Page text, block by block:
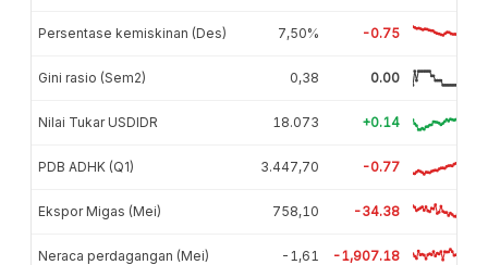
Persentase kemiskinan (Des) 7,50% -0.75
Gini rasio (Sem2) 0,38 0.00
Nilai Tukar USDIDR 18.073 +0.14
PDB ADHK (Q1) 3.447,70 -0.77
Ekspor Migas (Mei) 758,10 -34.38
Neraca perdagangan (Mei) -1,61 -1,907.18